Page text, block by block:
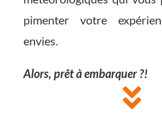
pimenter votre
envies.
Alors, prêt à embarquer ?!